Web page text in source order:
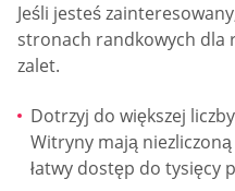
Jeśli jesteś
stronach randkowych dla
zalet.
Dotrzyj do większej
Witryny mają
łatwy dostęp do tysięcy